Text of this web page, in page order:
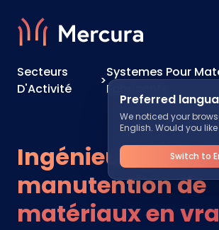
Preferred
We noticed your
English. Would you
Switch to
Secteurs
D'Activité
>
Systemes Pour
Fabricants
Ingénieur en
manutention de
matériaux en